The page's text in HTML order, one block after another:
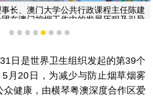
长、澳门大学公共行政课程主任陈建
在澳门控烟工作中的发展历程及引导
民戒烟控烟的先进经验。
1 2 3 4 5 6 7 8
日是世界卫生组织发起的第39个
5月20日，为减少与防止烟草烟雾
众健康，由横琴粤澳深度合作区爱